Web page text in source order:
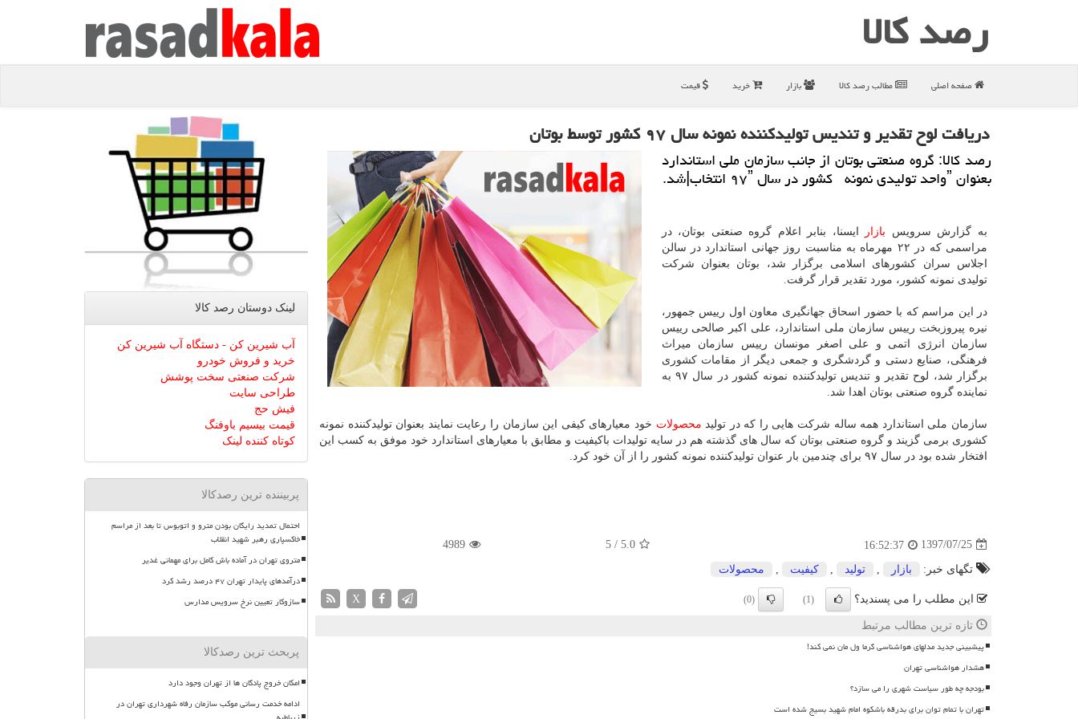
رصد كالا
صفحه اصلی مطالب رصد كالا بازار خرید قیمت
دریافت لوح تقدیر و تندیس تولیدكننده نمونه سال ۹۷ كشور توسط بوتان
رصد كالا: گروه صنعتی بوتان از جانب سازمان ملی استاندارد
بعنوان ˮواحد تولیدی نمونه كشور در سال ۹۷ˮ انتخاب|شد.
به گزارش سرویس بازار
ایسنا، بنابر اعلام گروه صنعتی بوتان، در
مراسمی كه در ۲۲ مهرماه به مناسبت روز جهانی استاندارد در سالن
اجلاس سران كشورهای اسلامی برگزار شد، بوتان بعنوان شركت
تولیدی نمونه كشور، مورد تقدیر قرار گرفت.
در این مراسم كه با حضور اسحاق جهانگیری معاون اول رییس جمهور،
نیره پیروزبخت رییس سازمان ملی استاندارد، علی اكبر صالحی رییس
سازمان انرژی اتمی و علی اصغر مونسان رییس سازمان میراث
فرهنگی، صنایع دستی و گردشگری و جمعی دیگر از مقامات كشوری
برگزار شد، لوح تقدیر و تندیس تولیدكننده نمونه كشور در سال ۹۷ به
نماینده گروه صنعتی بوتان اهدا شد.
سازمان ملی استاندارد همه ساله شركت هایی را كه در تولید محصولات خود معیارهای كیفی این سازمان را رعایت نمایند بعنوان تولیدكننده نمونه
كشوری برمی گزیند و گروه صنعتی بوتان كه سال های گذشته هم در سایه تولیدات باكیفیت و مطابق با معیارهای استاندارد خود موفق به كسب این
افتخار شده بود در سال ۹۷ برای چندمین بار عنوان تولیدكننده نمونه كشور را از آن خود كرد.
1397/07/25
16:52:37
5.0
/
5
4989
تگهای خبر: بازار تولید كیفیت محصولات
این مطلب را می پسندید؟ (1)
(0)
X
تازه ترین مطالب مرتبط
پیشبینی جدید مدلهای هواشناسی گرما ول مان نمی کند!
هشدار هواشناسی تهران
بودجه چه طور سیاست شهری را می سازد؟
تهران با تمام توان برای بدرقه باشکوه امام شهید بسیج شده است
لینک دوستان رصد كالا
آب شیرین کن - دستگاه آب شیرین کن
خرید و فروش خودرو
شرکت صنعتی سخت پوشش
طراحی سایت
فیش حج
قیمت بیسیم باوفنگ
کوتاه کننده لینک
پربیننده ترین رصدکالا
احتمال تمدید رایگان بودن مترو و اتوبوس تا بعد از مراسم
خاکسپاری رهبر شهید انقلاب
متروی تهران در آماده باش کامل برای مهمانی غدیر
درآمدهای پایدار تهران ۴۷ درصد رشد کرد
سازوکار تعیین نرخ سرویس مدارس
پربحث ترین رصدکالا
امکان خروج پادگان ها از تهران وجود دارد
ادامه خدمت رسانی موکب سازمان رفاه شهرداری تهران در